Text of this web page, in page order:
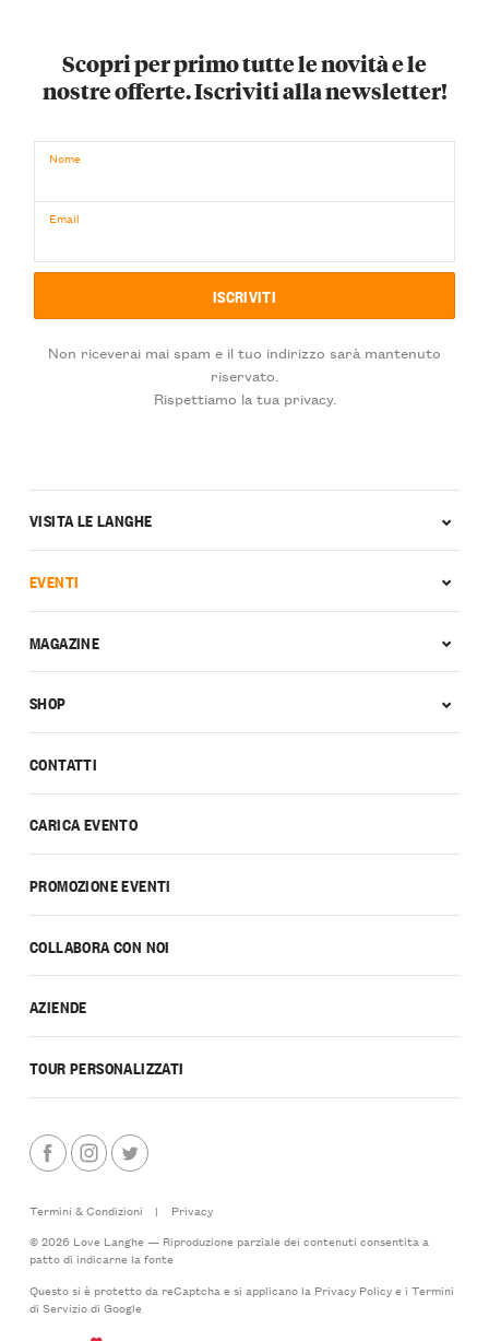
Scopri per primo tutte le novità e le
nostre offerte. Iscriviti alla newsletter!
Nome
Email
Non riceverai mai spam e il tuo indirizzo sarà mantenuto
riservato.
Rispettiamo la tua privacy.
CONTATTI
CARICA EVENTO
PROMOZIONE EVENTI
COLLABORA CON NOI
AZIENDE
TOUR PERSONALIZZATI
VISITA LE LANGHE
EVENTI
MAGAZINE
SHOP
Termini & Condizioni |
Privacy
© 2026 Love Langhe — Riproduzione parziale dei contenuti consentita a
patto di indicarne la fonte
Questo si è protetto da reCaptcha e si applicano la Privacy Policye i Termini
di Serviziodi Google